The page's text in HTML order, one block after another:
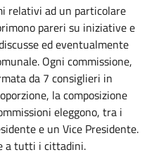
relativi ad un particolare
pareri su iniziative e
ed eventualmente
Ogni commissione,
da 7 consiglieri in
la composizione
eleggono, tra i
e un Vice Presidente.
a tutti i cittadini.